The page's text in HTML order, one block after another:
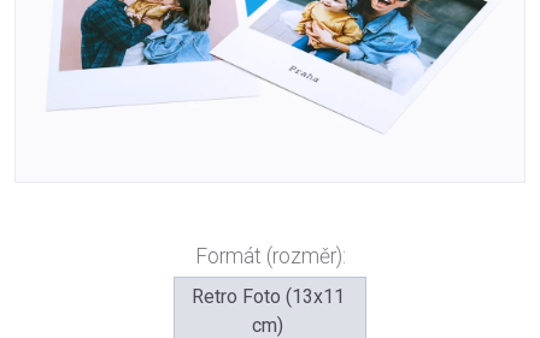
Formát (rozměr):
Retro Foto (13x11
cm)